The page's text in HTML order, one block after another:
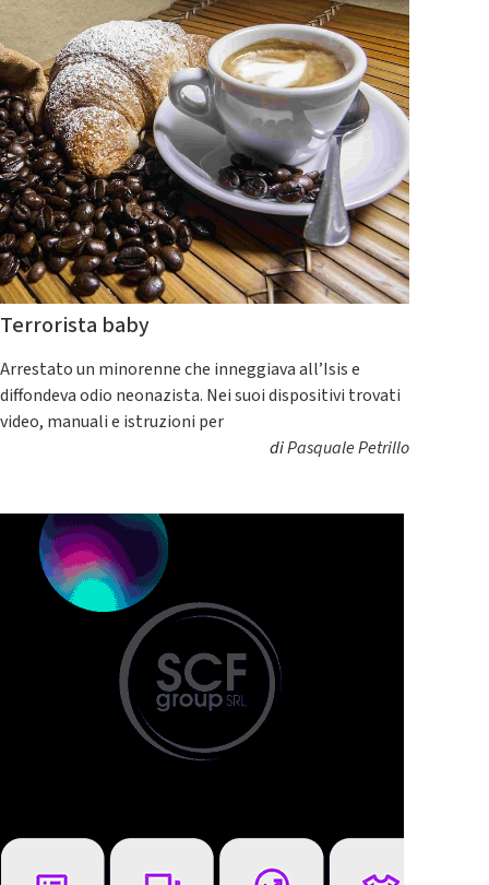
Terrorista baby
Arrestato un minorenne che inneggiava all’Isis e
diffondeva odio neonazista. Nei suoi dispositivi trovati
video, manuali e istruzioni per
diPasquale Petrillo